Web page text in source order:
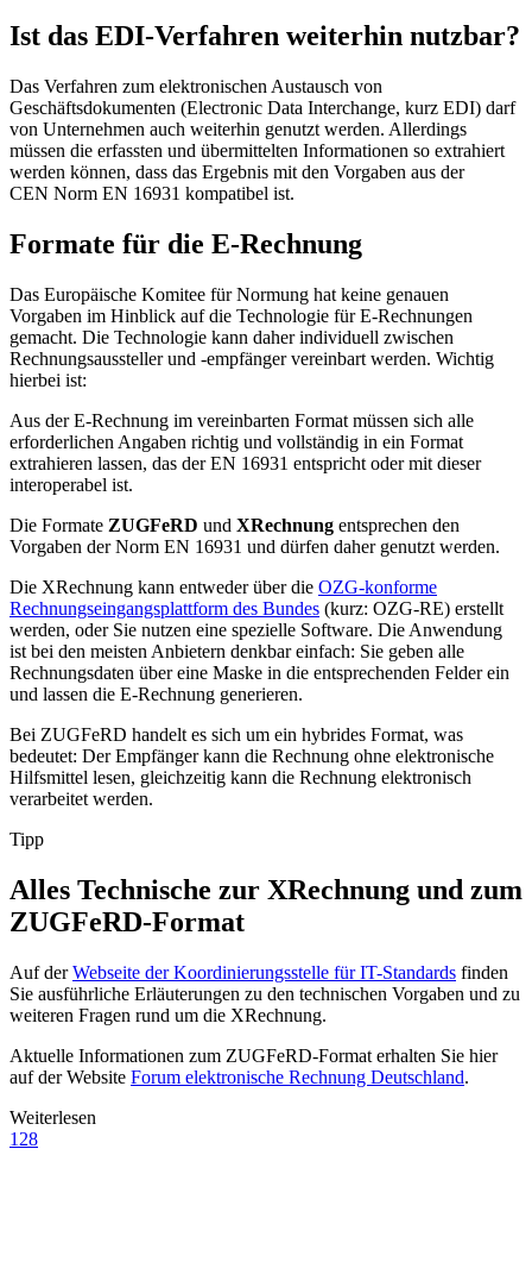
Ist das EDI-Verfahren weiterhin nutzbar?
Das Verfahren zum elektronischen Austausch von
Geschäftsdokumenten (Electronic Data Interchange, kurz EDI) darf
von Unternehmen auch weiterhin genutzt werden. Allerdings
müssen die erfassten und übermittelten Informationen so extrahiert
werden können, dass das Ergebnis mit den Vorgaben aus der
CEN Norm EN 16931 kompatibel ist.
Formate für die E-Rechnung
Das Europäische Komitee für Normung hat keine genauen
Vorgaben im Hinblick auf die Technologie für E-Rechnungen
gemacht. Die Technologie kann daher individuell zwischen
Rechnungsaussteller und -empfänger vereinbart werden. Wichtig
hierbei ist:
Aus der E-Rechnung im vereinbarten Format müssen sich alle
erforderlichen Angaben richtig und vollständig in ein Format
extrahieren lassen, das der EN 16931 entspricht oder mit dieser
interoperabel ist.
Die Formate ZUGFeRD und XRechnung entsprechen den
Vorgaben der Norm EN 16931 und dürfen daher genutzt werden.
Die XRechnung kann entweder über die OZG-konforme
Rechnungseingangsplattform des Bundes (kurz: OZG-RE) erstellt
werden, oder Sie nutzen eine spezielle Software. Die Anwendung
ist bei den meisten Anbietern denkbar einfach: Sie geben alle
Rechnungsdaten über eine Maske in die entsprechenden Felder ein
und lassen die E-Rechnung generieren.
Bei ZUGFeRD handelt es sich um ein hybrides Format, was
bedeutet: Der Empfänger kann die Rechnung ohne elektronische
Hilfsmittel lesen, gleichzeitig kann die Rechnung elektronisch
verarbeitet werden.
Tipp
Alles Technische zur XRechnung und zum
ZUGFeRD-Format
Auf derWebseite der Koordinierungsstelle für IT-Standards finden
Sie ausführliche Erläuterungen zu den technischen Vorgaben und zu
weiteren Fragen rund um die XRechnung.
Aktuelle Informationen zum ZUGFeRD-Format erhalten Sie hier
auf der Website Forum elektronische Rechnung Deutschland.
Weiterlesen
128